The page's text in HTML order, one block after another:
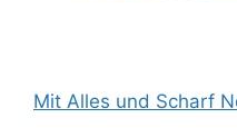
Mit Alles und Scharf